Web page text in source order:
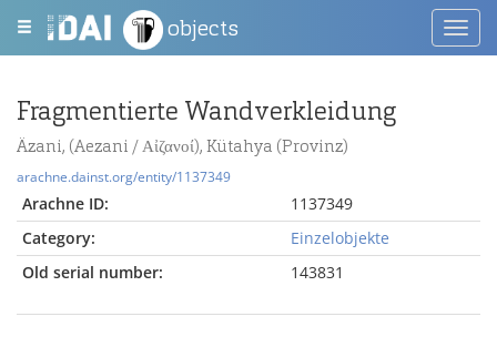
objects
Fragmentierte Wandverkleidung
Äzani, (Aezani / Αἰζανοί), Kütahya (Provinz)
arachne.dainst.org/entity/1137349
Arachne ID:
1137349
Category:
Einzelobjekte
Old serial number:
143831